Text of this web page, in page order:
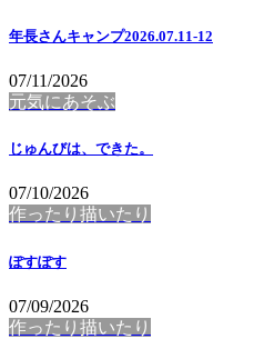
年長さんキャンプ2026.07.11-12
07/11/2026
元気にあそぶ
じゅんびは、できた。
07/10/2026
作ったり描いたり
ぽすぽす
07/09/2026
作ったり描いたり